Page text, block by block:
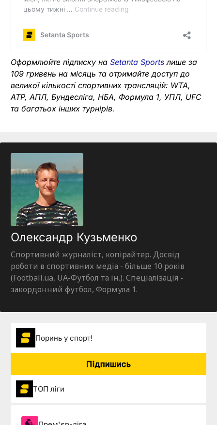
Оформлюйте підписку на Setanta Sports лише за
109 гривень на місяць та отримайте доступ до
великої кількості спортивних трансляцій: WTA,
ATP, АПЛ, Бундесліга, НБА, Формула 1, УПЛ, UFC
та багатьох інших турнірів.
Олександр Кузьменко
Спортивний журналіст, копірайтер. Досвід
роботи в спортивних медіа - більше 10 років
(Football.ua, UA-Футбол та ін.). Спеціалізація -
закордонний футбол, Формула 1.
Поринь у спорт!
Підпишись
ТОП ліги